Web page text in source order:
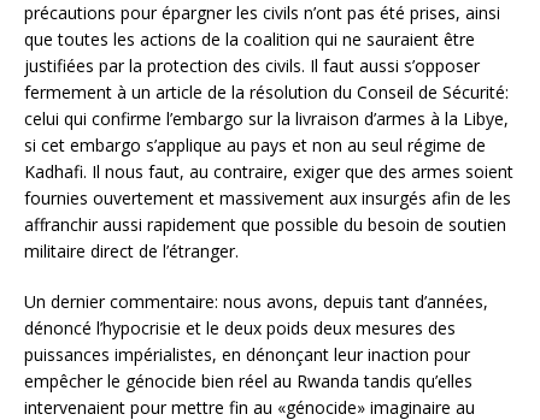
précautions pour épargner les civils n’ont pas été prises, ainsi
que toutes les actions de la coalition qui ne sauraient être
justifiées par la protection des civils. Il faut aussi s’opposer
fermement à un article de la résolution du Conseil de Sécurité:
celui qui confirme l’embargo sur la livraison d’armes à la Libye,
si cet embargo s’applique au pays et non au seul régime de
Kadhafi. Il nous faut, au contraire, exiger que des armes soient
fournies ouvertement et massivement aux insurgés afin de les
affranchir aussi rapidement que possible du besoin de soutien
militaire direct de l’étranger.
Un dernier commentaire: nous avons, depuis tant d’années,
dénoncé l’hypocrisie et le deux poids deux mesures des
puissances impérialistes, en dénonçant leur inaction pour
empêcher le génocide bien réel au Rwanda tandis qu’elles
intervenaient pour mettre fin au «génocide» imaginaire au